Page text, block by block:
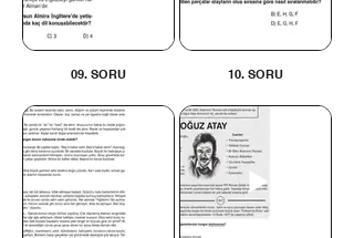
09. SORU 10. SORU